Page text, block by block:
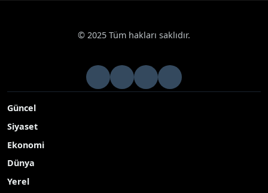
© 2025 Tüm hakları saklıdır.
Güncel
Siyaset
Ekonomi
Dünya
Yerel